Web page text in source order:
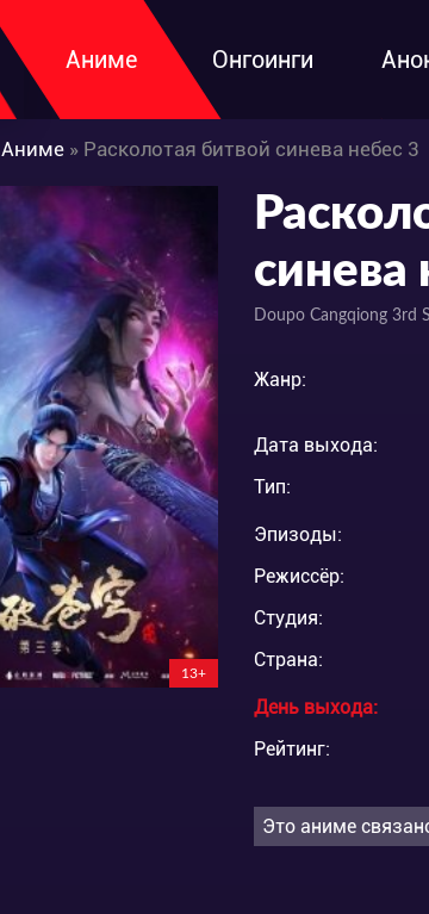
Аниме Онгоинги
Аниме » Расколотая битвой синева небес 3
13+
синева
Doupo Cangqiong 3rd
Жанр:
Дата выхода:
Тип:
Эпизоды:
Режиссёр:
Студия:
Страна:
День выхода:
Рейтинг:
Это аниме